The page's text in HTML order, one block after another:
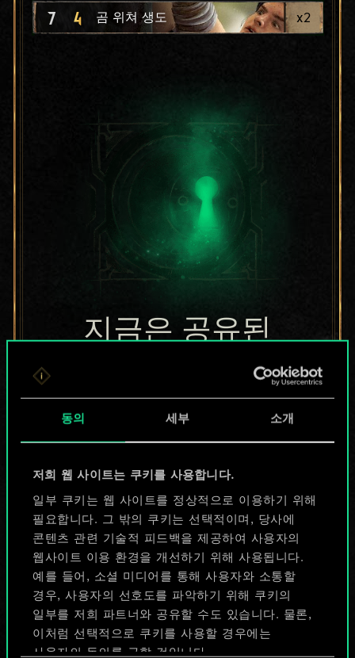
동의 세부 소개
저희 웹 사이트는 쿠키를 사용합니다.
일부 쿠키는 웹 사이트를 정상적으로 이용하기 위해
필요합니다. 그 밖의 쿠키는 선택적이며, 당사에
콘텐츠 관련 기술적 피드백을 제공하여 사용자의
웹사이트 이용 환경을 개선하기 위해 사용됩니다.
예를 들어, 소셜 미디어를 통해 사용자와 소통할
경우, 사용자의 선호도를 파악하기 위해 쿠키의
일부를 저희 파트너와 공유할 수도 있습니다. 물론,
이처럼 선택적으로 쿠키를 사용할 경우에는
사용자의 동의를 구할 것입니다.
7 4 곰 위쳐 생도 x2
지금은 공유된
카드들에 지나지
않지만
무궁무진한
가능성을 가지고
있습니다!
덱 이름 짓기 & 가이드 작성하기
덱 편집